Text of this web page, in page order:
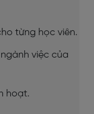
từng học viên.
việc của
hoạt.